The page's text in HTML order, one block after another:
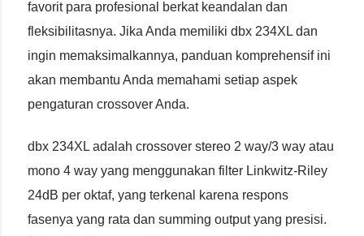
favorit para profesional berkat keandalan dan
fleksibilitasnya. Jika Anda memiliki dbx 234XL dan
ingin memaksimalkannya, panduan komprehensif ini
akan membantu Anda memahami setiap aspek
pengaturan crossover Anda.
dbx 234XL adalah crossover stereo 2 way/3 way atau
mono 4 way yang menggunakan filter Linkwitz-Riley
24dB per oktaf, yang terkenal karena respons
fasenya yang rata dan summing output yang presisi.